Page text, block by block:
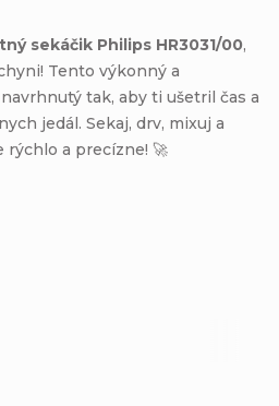
sekáčik Philips HR3031/00,
Tento výkonný a
tak, aby ti ušetril čas a
jedál. Sekaj, drv, mixuj a
a precízne! 🚀